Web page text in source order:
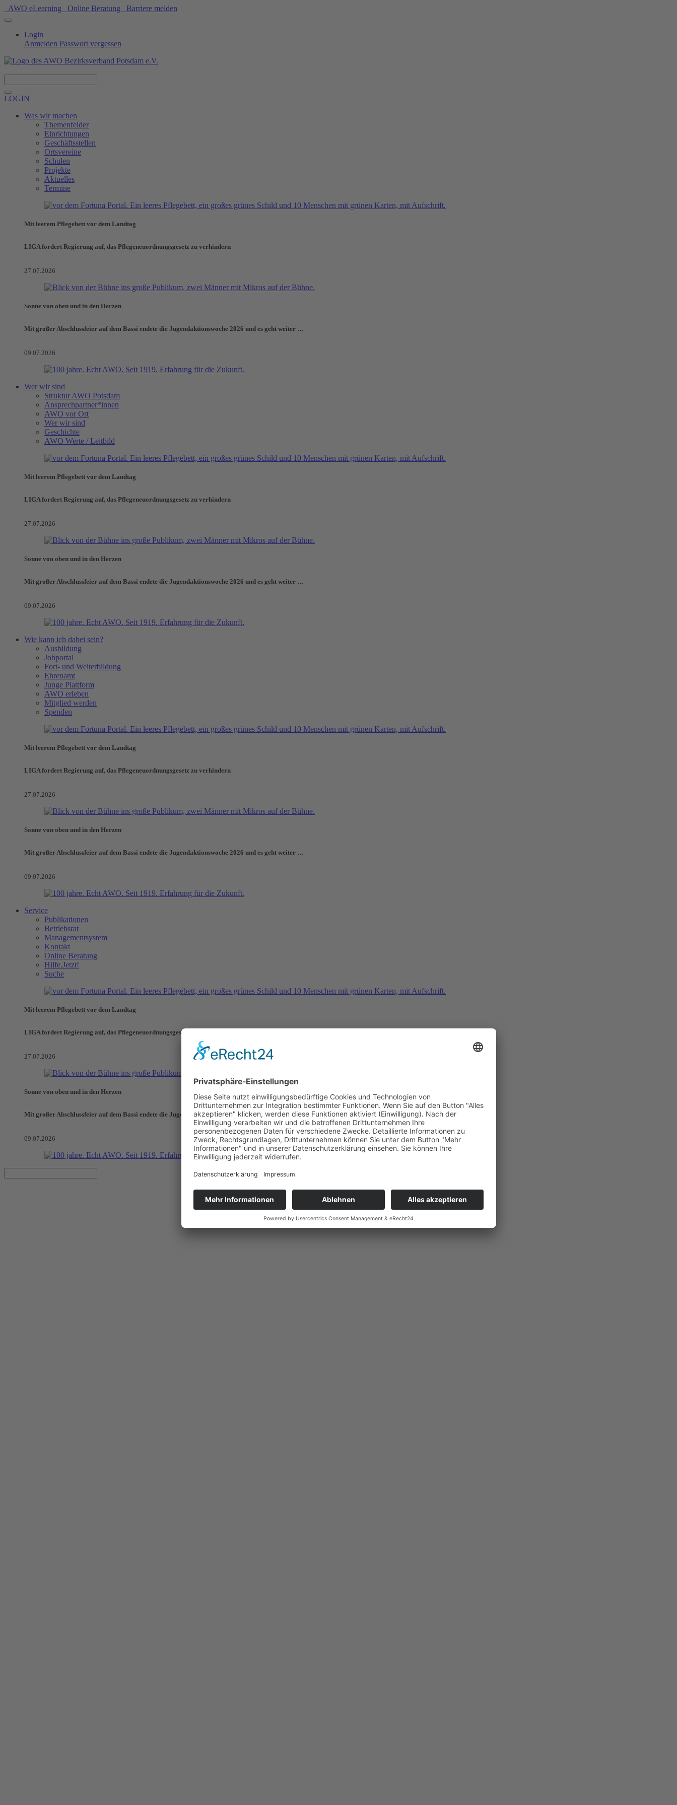
AWO eLearning Online Beratung Barriere melden
Login
Anmelden Passwort vergessen
LOGIN
Was wir machen
Themenfelder
Einrichtungen
Geschäftsstellen
Ortsvereine
Schulen
Projekte
Aktuelles
Termine
Mit leerem Pflegebett vor dem Landtag
LIGA fordert Regierung auf, das Pflegeneuordnungsgesetz zu verhindern
27.07.2026
Sonne von oben und in den Herzen
Mit großer Abschlussfeier auf dem Bassi endete die Jugendaktionswoche 2026 und es geht weiter …
09.07.2026
Wer wir sind
Struktur AWO Potsdam
Ansprechpartner*innen
AWO vor Ort
Wer wir sind
Geschichte
AWO Werte / Leitbild
Mit leerem Pflegebett vor dem Landtag
LIGA fordert Regierung auf, das Pflegeneuordnungsgesetz zu verhindern
27.07.2026
Sonne von oben und in den Herzen
Mit großer Abschlussfeier auf dem Bassi endete die Jugendaktionswoche 2026 und es geht weiter …
09.07.2026
Wie kann ich dabei sein?
Ausbildung
Jobportal
Fort- und Weiterbildung
Ehrenamt
Junge Plattform
AWO erleben
Mitglied werden
Spenden
Mit leerem Pflegebett vor dem Landtag
LIGA fordert Regierung auf, das Pflegeneuordnungsgesetz zu verhindern
27.07.2026
Sonne von oben und in den Herzen
Mit großer Abschlussfeier auf dem Bassi endete die Jugendaktionswoche 2026 und es geht weiter …
09.07.2026
Service
Publikationen
Betriebsrat
Managementsystem
Kontakt
Online Beratung
Hilfe.Jetzt!
Suche
Mit leerem Pflegebett vor dem Landtag
LIGA fordert Regierung auf, das Pflegeneuordnungsgesetz zu verhindern
27.07.2026
Sonne von oben und in den Herzen
Mit großer Abschlussfeier auf dem Bassi endete die Jugendaktionswoche 2026 und es geht weiter …
09.07.2026